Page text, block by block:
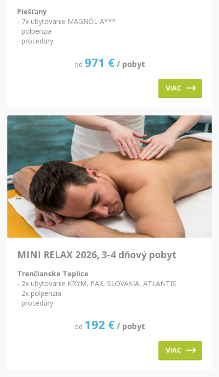
Piešťany
- 7x ubytovanie MAGNÓLIA***
- polpenzia
- procedúry
od 971 € / pobyt
VIAC
MINI RELAX 2026, 3-4 dňový pobyt
Trenčianske Teplice
- 2x ubytovanie KRYM, PAX, SLOVAKIA, ATLANTIS
- 2x polpenzia
- procedúry
od 192 € / pobyt
VIAC